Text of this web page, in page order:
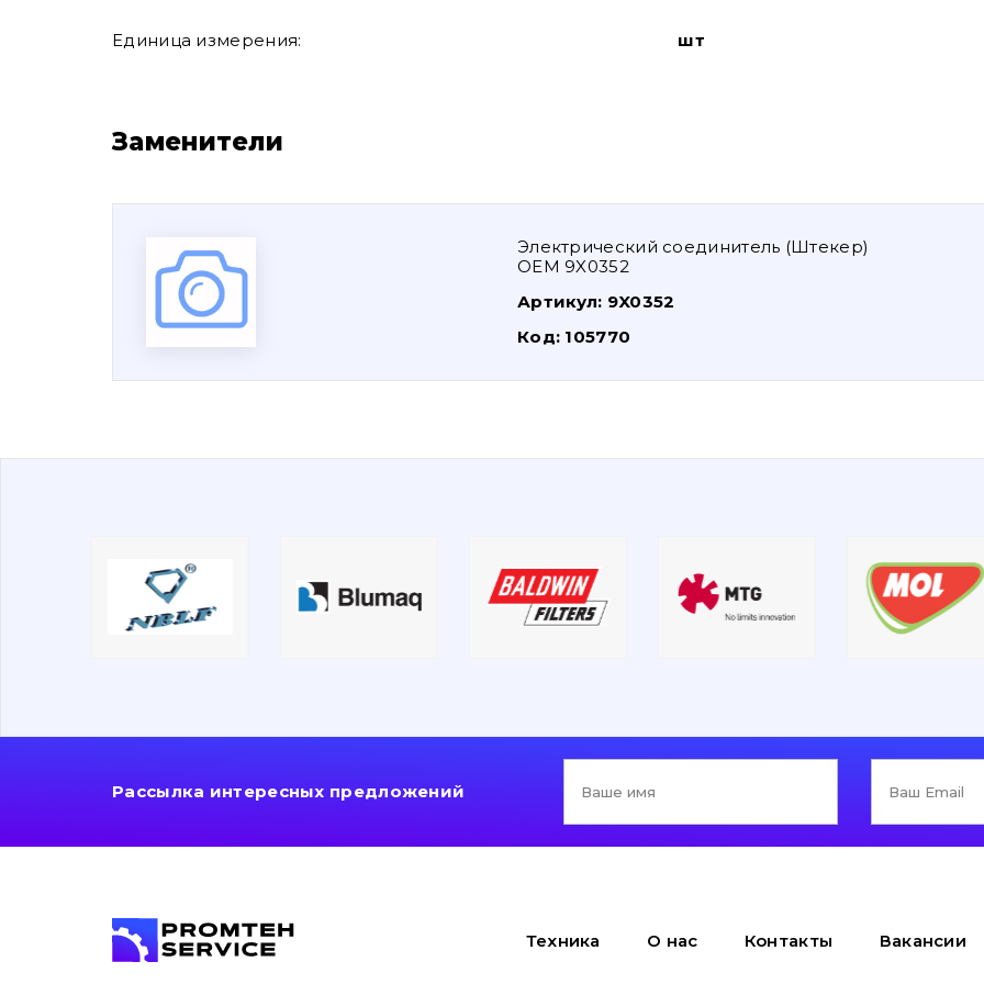
Единица измерения: шт
Заменители
Электрический соединитель (Штекер)
OEM 9X0352
Артикул: 9X0352
Код: 105770
Рассылка интересных предложений
Техника О нас Контакты Вакансии